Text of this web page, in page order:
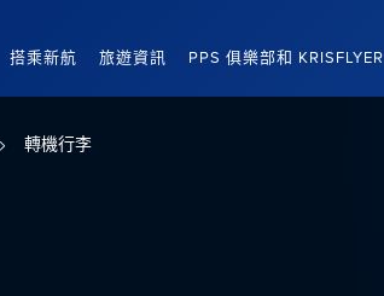
搭乘新航 旅遊資訊 PPS 俱樂部和 KRISFLYER
轉機行李